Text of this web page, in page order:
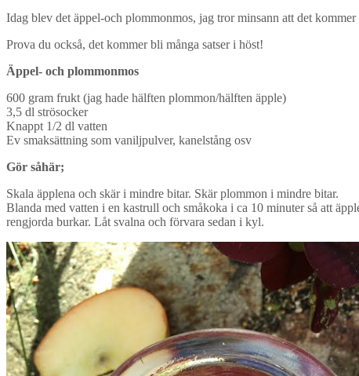
Idag blev det äppel-och plommonmos, jag tror minsann att det
Prova du också, det kommer bli många satser i höst!
Äppel- och plommonmos
600 gram frukt (jag hade hälften plommon/hälften äpple)
3,5 dl strösocker
Knappt 1/2 dl vatten
Ev smaksättning som vaniljpulver, kanelstång osv
Gör såhär;
Skala äpplena och skär i mindre bitar. Skär plommon i mindre bitar.
Blanda med vatten i en kastrull och småkoka i ca 10 minuter så att
rengjorda burkar. Låt svalna och förvara sedan i kyl.